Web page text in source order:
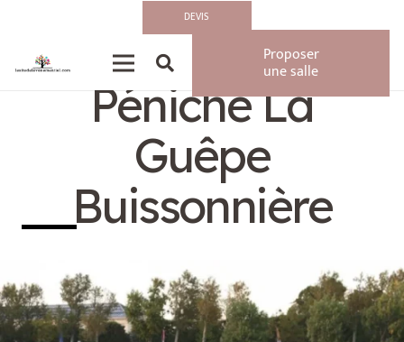
DEVIS
Proposer
une salle
Privatisation
Péniche La
Guêpe
Buissonnière